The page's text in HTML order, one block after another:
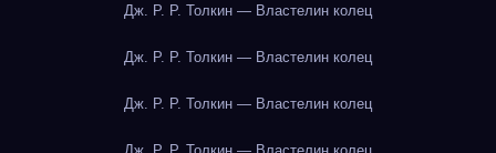
Дж. Р. Р. Толкин — Властелин колец
Дж. Р. Р. Толкин — Властелин колец
Дж. Р. Р. Толкин — Властелин колец